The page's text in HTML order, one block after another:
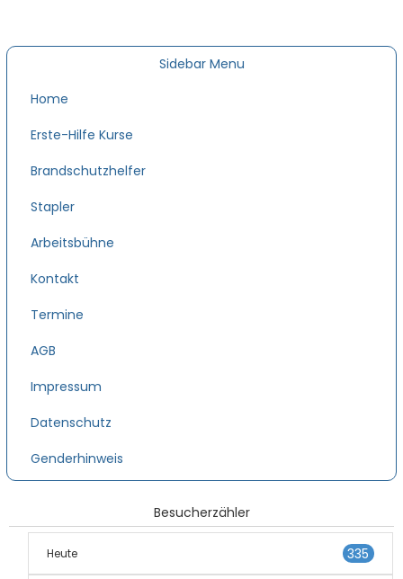
Sidebar Menu
Home
Erste-Hilfe Kurse
Brandschutzhelfer
Stapler
Arbeitsbühne
Kontakt
Termine
AGB
Impressum
Datenschutz
Genderhinweis
Besucherzähler
Heute 335